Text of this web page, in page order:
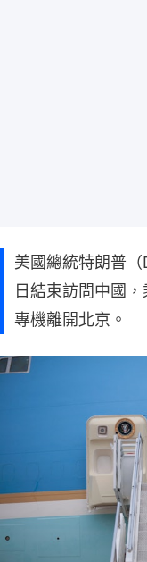
美國總統特朗普
日結束訪問中國
專機離開北京。